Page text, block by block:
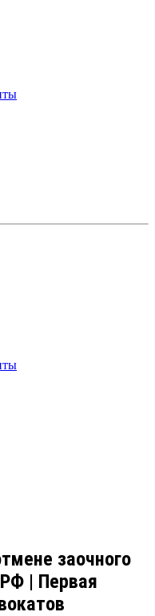
заочного
| Первая